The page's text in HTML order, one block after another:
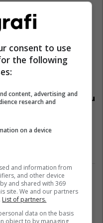
të
Beograd
në një punishte
Reklamo këtu
Kosovë - për ju dhe
rritjen më të shpejtë
pjesë e ofertës
UBT-së
consent to use
the following
content, advertising and
research and
on a device
and information from
and other device
and shared with 369
site. We and our partners
List of partners.
data on the basis
object to by managing